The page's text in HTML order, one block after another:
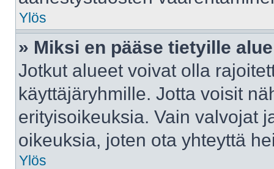
Ylös
» Miksi en pääse tietyille
Jotkut alueet voivat olla
käyttäjäryhmille. Jotta voisit
erityisoikeuksia. Vain valvojat
oikeuksia, joten ota yhteyttä
Ylös